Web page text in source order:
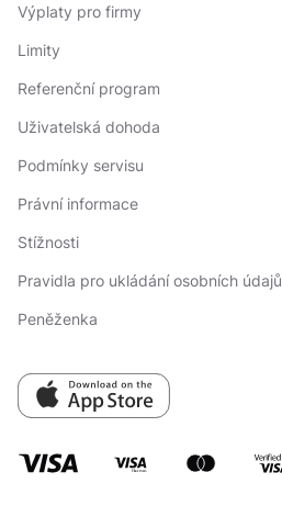
Výplaty pro firmy
Limity
Referenční program
Uživatelská dohoda
Podmínky servisu
Právní informace
Stížnosti
Pravidla pro ukládání osobních údajů
Peněženka